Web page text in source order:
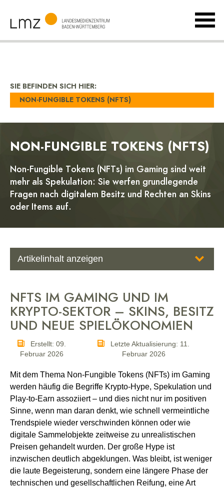
Baden-
SIE BEFINDEN SICH HIER:
NON-FUNGIBLE TOKENS (NFTS)
NON-FUNGIBLE TOKENS (NFTS)
Non-Fungible Tokens (NFTs) im Gaming sind weit
mehr als Spekulation: Sie werfen grundlegende
Fragen nach digitalem Besitz und Rechten an Skins
oder Items auf.
Artikelinhalt anzeigen
Was sind NFTs im Gaming?
Krypto-Gaming, Play-to-Earn und Walk-to-Earn
NFTs, Gaming und Bildung
Zukunftsorientierte Perspektive: Gestaltungs- und Aushandlungsräume verstehen
Herausforderungen
NFTS IM GAMING UND IM
KRYPTO-SEKTOR – SKINS, BESITZ
UND NEUE SPIELÖKONOMIEN
Erstellt: 09.
Februar 2026
Letzte Aktualisierung: 11.
Februar 2026
Mit dem Thema Non-Fungible Tokens (NFTs) im Gaming
werden häufig die Begriffe Krypto-Hype, Spekulation und
Play-to-Earn assoziiert – und dies nicht nur im positiven
Sinne, wenn man daran denkt, wie schnell vermeintliche
Trendspiele wieder verschwinden können oder wie
digitale Sammelobjekte zeitweise zu unrealistischen
Preisen gehandelt wurden. Der große Hype ist
inzwischen deutlich abgeklungen. Was bleibt, ist weniger
die laute Begeisterung, sondern eine längere Phase der
technischen und gesellschaftlichen Reifung, eine Art